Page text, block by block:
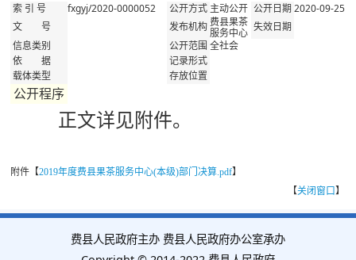
索 引 号 fxgyj/2020-0000052 公开方式 主动公开 公开日期2020-09-25
文 号 发布机构费县果茶
服务中心 失效日期
信息类别
公开范围全社会
依 据
记录形式
载体类型
存放位置
公开程序
正文详见附件。
附件【2019年度费县果茶服务中心(本级)部门决算.pdf】
【关闭窗口】
费县人民政府主办 费县人民政府办公室承办